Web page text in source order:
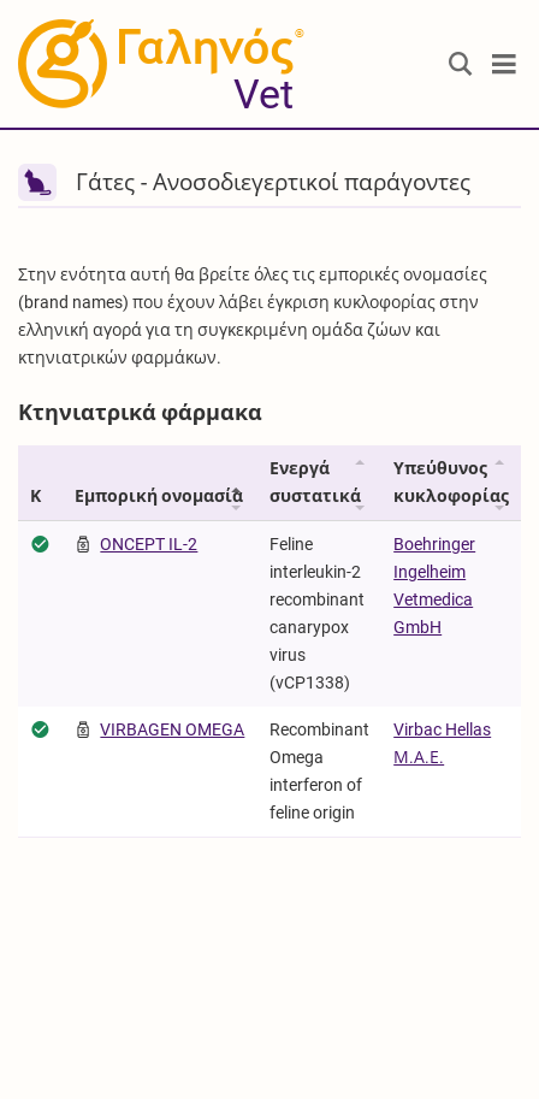
®
Vet
Γάτες - Ανοσοδιεγερτικοί παράγοντες
Στην ενότητα αυτή θα βρείτε όλες τις εμπορικές ονομασίες
(brand names) που έχουν λάβει έγκριση κυκλοφορίας στην
ελληνική αγορά για τη συγκεκριμένη ομάδα ζώων και
κτηνιατρικών φαρμάκων.
Κτηνιατρικά φάρμακα
Κ Εμπορική ονομασία
Ενεργά
συστατικά
Υπεύθυνος
κυκλοφορίας
ONCEPT IL-2
Feline
interleukin-2
recombinant
canarypox
virus
(vCP1338)
Boehringer
Ingelheim
Vetmedica
GmbH
VIRBAGEN OMEGA
Recombinant
Omega
interferon of
feline origin
Virbac Hellas
Μ.Α.Ε.